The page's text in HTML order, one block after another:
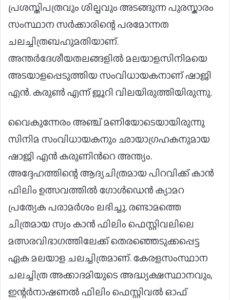
പ്രശസ്തിപത്രവും ശില്പവും അടങ്ങുന്ന പുരസ്കാരം
സംസ്ഥാന സർക്കാരിന്റെ പരമോന്നത
ചലച്ചിത്രബഹുമതിയാണ്.
അന്തർദേശീയതലങ്ങളിൽ മലയാളസിനിമയെ
അടയാളപ്പെടുത്തിയ സംവിധായകനാണ് ഷാജി
എൻ. കരുൺ എന്ന് ജൂറി വിലയിരുത്തിയിരുന്നു.
വെെകുന്നേരം അഞ്ച് മണിയോടെയായിരുന്നു
സിനിമ സംവിധായകനും ഛായാ​ഗ്രഹകനുമായ
ഷാജി എൻ കരുണിന്‍റെ അന്ത്യം.
അദ്ദേഹത്തിന്റെ ആദ്യചിത്രമായ പിറവിക്ക് കാൻ
ഫിലിം ഉത്സവത്തിൽ ഗോൾഡെൻ ക്യാമറ
പ്രത്യേക പരാമർശം ലഭിച്ചു. രണ്ടാമത്തെ
ചിത്രമായ സ്വം കാൻ ഫിലിം ഫെസ്റ്റിവലിലെ
മത്സരവിഭാഗത്തിലേക്ക് തെരഞ്ഞെടുക്കപ്പെട്ട
ഏക മലയാള ചലച്ചിത്രമാണ്. കേരളസംസ്ഥാന
ചലച്ചിത്ര അക്കാദമിയുടെ അദ്ധ്യക്ഷസ്ഥാനവും,
ഇന്റർനാഷണൽ ഫിലിം ഫെസ്റ്റിവൽ ഓഫ്